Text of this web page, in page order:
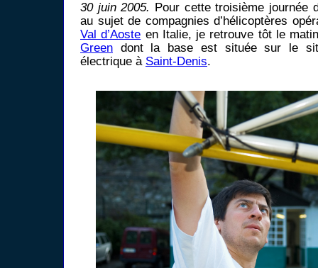
30 juin 2005. Pour cette troisième journée
au sujet de compagnies d’hélicoptères
Val d’Aoste en Italie, je retrouve tôt le
Green dont la base est située sur le
électrique à Saint-Denis.